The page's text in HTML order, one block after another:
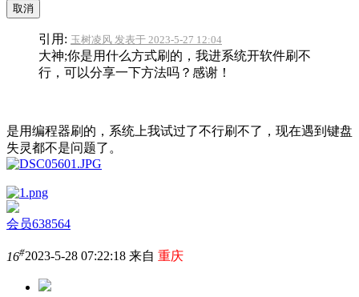
取消
引用: 玉树凌风 发表于 2023-5-27 12:04
大神;你是用什么方式刷的，我进系统开软件刷不
行，可以分享一下方法吗？感谢！
是用编程器刷的，系统上我试过了不行刷不了，现在遇到键盘
失灵都不是问题了。
会员638564
16#2023-5-28 07:22:18 来自 重庆